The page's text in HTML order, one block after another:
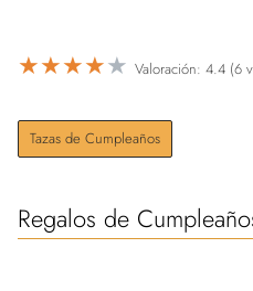
★★★★★ Valoración: 4.4 (6
Tazas de Cumpleaños
Regalos de